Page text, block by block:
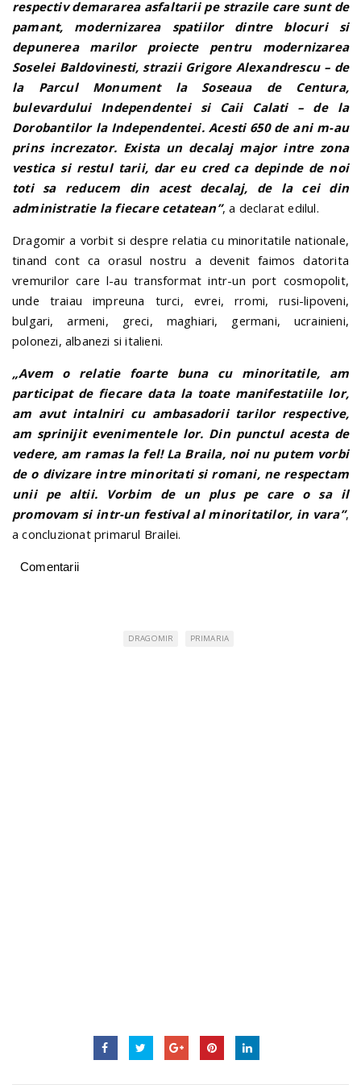
respectiv demararea asfaltarii pe strazile care sunt de
pamant, modernizarea spatiilor dintre blocuri si
depunerea marilor proiecte pentru modernizarea
Soselei Baldovinesti, strazii Grigore Alexandrescu – de
la Parcul Monument la Soseaua de Centura,
bulevardului Independentei si Caii Calati – de la
Dorobantilor la Independentei. Acesti 650 de ani m-au
prins increzator. Exista un decalaj major intre zona
vestica si restul tarii, dar eu cred ca depinde de noi
toti sa reducem din acest decalaj, de la cei din
administratie la fiecare cetatean”, a declarat edilul.
Dragomir a vorbit si despre relatia cu minoritatile nationale,
tinand cont ca orasul nostru a devenit faimos datorita
vremurilor care l-au transformat intr-un port cosmopolit,
unde traiau impreuna turci, evrei, rromi, rusi-lipoveni,
bulgari, armeni, greci, maghiari, germani, ucrainieni,
polonezi, albanezi si italieni.
„Avem o relatie foarte buna cu minoritatile, am
participat de fiecare data la toate manifestatiile lor,
am avut intalniri cu ambasadorii tarilor respective,
am sprinijit evenimentele lor. Din punctul acesta de
vedere, am ramas la fel! La Braila, noi nu putem vorbi
de o divizare intre minoritati si romani, ne respectam
unii pe altii. Vorbim de un plus pe care o sa il
promovam si intr-un festival al minoritatilor, in vara”,
a concluzionat primarul Brailei.
Comentarii
DRAGOMIR PRIMARIA